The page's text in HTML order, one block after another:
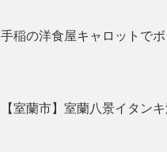
手稲の洋食屋キャロットで
【室蘭市】室蘭八景イタン